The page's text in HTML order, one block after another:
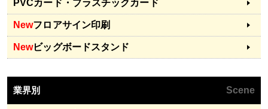
PVCカード・プラスチックカード
Newフロアサイン印刷
Newビッグボードスタンド
業界別 Scene